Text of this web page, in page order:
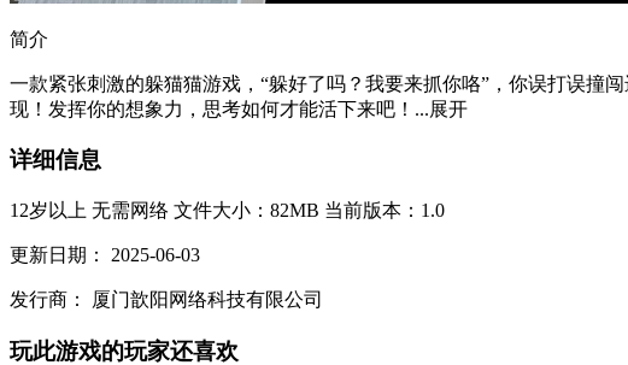
简介
一款紧张刺激的躲猫猫游戏，“躲好了吗？我要来抓你咯”，你误打误撞
现！发挥你的想象力，思考如何才能活下来吧！...展开
详细信息
12岁以上 无需网络 文件大小：82MB 当前版本：1.0
更新日期： 2025-06-03
发行商： 厦门歆阳网络科技有限公司
玩此游戏的玩家还喜欢